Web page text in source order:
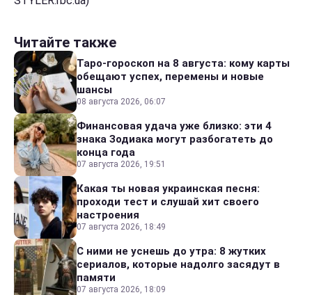
Читайте также
Таро-гороскоп на 8 августа: кому карты
обещают успех, перемены и новые
шансы
08 августа 2026, 06:07
Финансовая удача уже близко: эти 4
знака Зодиака могут разбогатеть до
конца года
07 августа 2026, 19:51
Какая ты новая украинская песня:
проходи тест и слушай хит своего
настроения
07 августа 2026, 18:49
С ними не уснешь до утра: 8 жутких
сериалов, которые надолго засядут в
памяти
07 августа 2026, 18:09